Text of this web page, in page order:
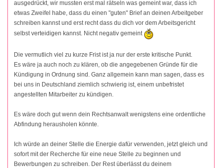
ausgedrückt, wir mussten erst mal rätseln was gemeint war, dass ich
etwas Zweifel habe, dass du einen "guten" Brief an deinen Arbeitgeber
schreiben kannst und erst recht dass du dich vor dem Arbeitsgericht
selbst verteidigen kannst. Nicht negativ gemeint
Die vermutlich viel zu kurze Frist ist ja nur der erste kritische Punkt.
Es wäre ja auch noch zu klären, ob die angegebenen Gründe für die
Kündigung in Ordnung sind. Ganz allgemein kann man sagen, dass es
bei uns in Deutschland ziemlich schwierig ist, einem unbefristet
angestellten Mitarbeiter zu kündigen.
Es wäre doch gut wenn dein Rechtsanwalt wenigstens eine ordentliche
Abfindung herausholen könnte.
Ich würde an deiner Stelle die Energie dafür verwenden, jetzt gleich und
sofort mit der Recherche für eine neue Stelle zu beginnen und
Bewerbungen zu schreiben. Der Rest überlässt du deinem